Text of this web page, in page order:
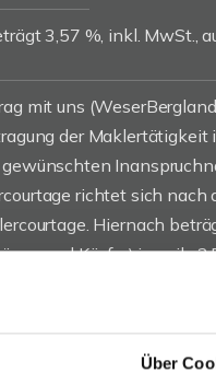
Über
3,57 %, inkl. MwSt.,
mit uns
der Maklertätigkeit
richtet sich nach
Hiernach
und Käufer) jeweils
Kaufpreis. Die
eines von uns
oder nachweisende